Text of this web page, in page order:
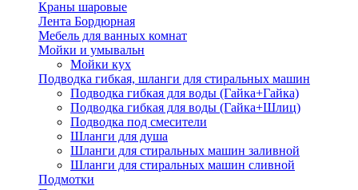
Краны шаровые
Лента Бордюрная
Мебель для ванных комнат
Мойки и умывальн
Мойки кух
Подводка гибкая, шланги для стиральных машин
Подводка гибкая для воды (Гайка+Гайка)
Подводка гибкая для воды (Гайка+Шлиц)
Подводка под смесители
Шланги для душа
Шланги для стиральных машин заливной
Шланги для стиральных машин сливной
Подмотки